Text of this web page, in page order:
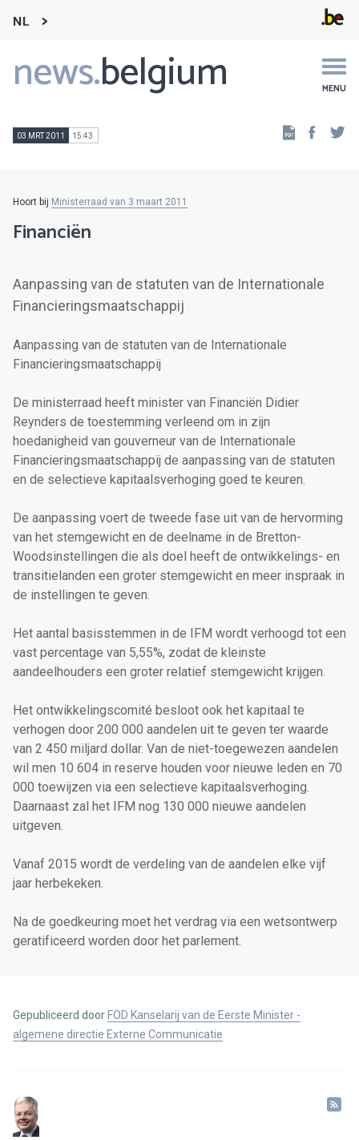
NL
news.belgium MENU
Main
navigation
03 MRT 2011 15:43
Hoort bij Ministerraad van 3 maart 2011
Financiën
Aanpassing van de statuten van de Internationale
Financieringsmaatschappij
Aanpassing van de statuten van de Internationale
Financieringsmaatschappij
De ministerraad heeft minister van Financiën Didier
Reynders de toestemming verleend om in zijn
hoedanigheid van gouverneur van de Internationale
Financieringsmaatschappij de aanpassing van de statuten
en de selectieve kapitaalsverhoging goed te keuren.
De aanpassing voert de tweede fase uit van de hervorming
van het stemgewicht en de deelname in de Bretton-
Woodsinstellingen die als doel heeft de ontwikkelings- en
transitielanden een groter stemgewicht en meer inspraak in
de instellingen te geven.
Het aantal basisstemmen in de IFM wordt verhoogd tot een
vast percentage van 5,55%, zodat de kleinste
aandeelhouders een groter relatief stemgewicht krijgen.
Het ontwikkelingscomité besloot ook het kapitaal te
verhogen door 200 000 aandelen uit te geven ter waarde
van 2 450 miljard dollar. Van de niet-toegewezen aandelen
wil men 10 604 in reserve houden voor nieuwe leden en 70
000 toewijzen via een selectieve kapitaalsverhoging.
Daarnaast zal het IFM nog 130 000 nieuwe aandelen
uitgeven.
Vanaf 2015 wordt de verdeling van de aandelen elke vijf
jaar herbekeken.
Na de goedkeuring moet het verdrag via een wetsontwerp
geratificeerd worden door het parlement.
Gepubliceerd door FOD Kanselarij van de Eerste Minister -
algemene directie Externe Communicatie